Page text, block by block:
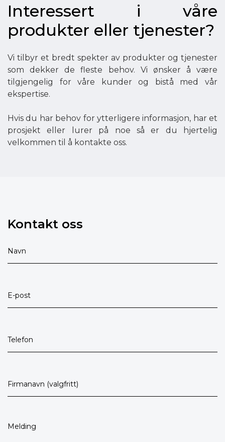
Interessert i våre
produkter eller tjenester?
Vi tilbyr et bredt spekter av produkter og tjenester
som dekker de fleste behov. Vi ønsker å være
tilgjengelig for våre kunder og bistå med vår
ekspertise.
Hvis du har behov for ytterligere informasjon, har et
prosjekt eller lurer på noe så er du hjertelig
velkommen til å kontakte oss.
Kontakt oss